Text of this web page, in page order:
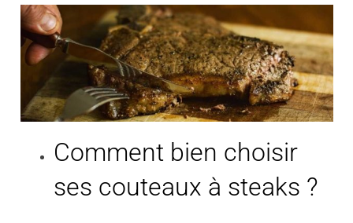
Comment bien choisir
ses couteaux à steaks ?